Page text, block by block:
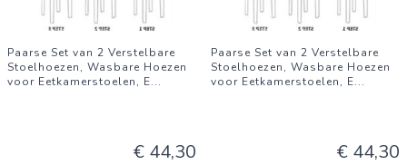
Paarse Set van 2 Verstelbare
Stoelhoezen, Wasbare Hoezen
voor Eetkamerstoelen, E...
€ 44,30
Paarse Set van 2 Verstelbare
Stoelhoezen, Wasbare Hoezen
voor Eetkamerstoelen, E...
€ 44,30